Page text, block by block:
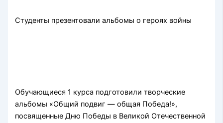
Студенты презентовали альбомы о героях войны
Обучающиеся 1 курса подготовили творческие
альбомы «Общий подвиг — общая Победа!»,
посвященные Дню Победы в Великой Отечественной